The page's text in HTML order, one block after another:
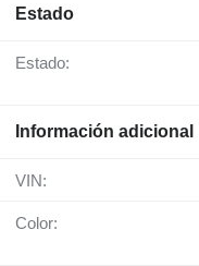
Estado
Estado:
Información adicional
VIN:
Color: